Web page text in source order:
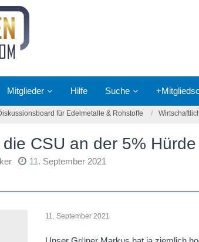
Mitglieder Hilfe Suche
für Edelmetalle & Rohstoffe
CSU an der 5% Hürde
11. September 2021
11. September 2021